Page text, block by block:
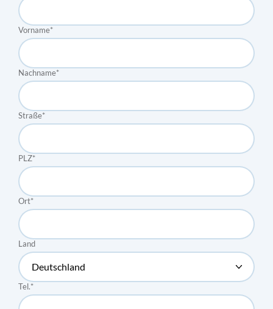
Vorname*
Nachname*
Straße*
PLZ*
Ort*
Land
Tel.*